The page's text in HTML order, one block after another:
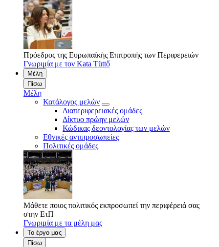
Πρόεδρος της Ευρωπαϊκής Επιτροπής των Περιφερειών
Γνωριμία με τον Kata Tüttő
Μέλη
Πίσω
Μέλη
Κατάλογος μελών
Διαπεριφερειακές ομάδες
Δίκτυο πρώην μελών
Κώδικας δεοντολογίας των μελών
Εθνικές αντιπροσωπείες
Πολιτικές ομάδες
Μάθετε ποιος πολιτικός εκπροσωπεί την περιφέρειά σας
στην ΕτΠ
Γνωριμία με τα μέλη μας
Το έργο μας
Πίσω